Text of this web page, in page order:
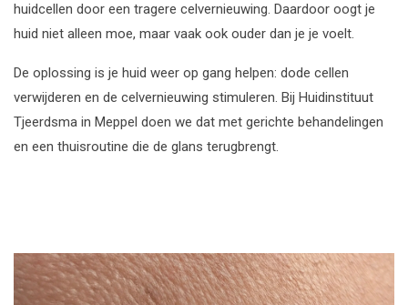
huidcellen door een tragere celvernieuwing. Daardoor oogt je
huid niet alleen moe, maar vaak ook ouder dan je je voelt.
De oplossing is je huid weer op gang helpen: dode cellen
verwijderen en de celvernieuwing stimuleren. Bij Huidinstituut
Tjeerdsma in Meppel doen we dat met gerichte behandelingen
en een thuisroutine die de glans terugbrengt.